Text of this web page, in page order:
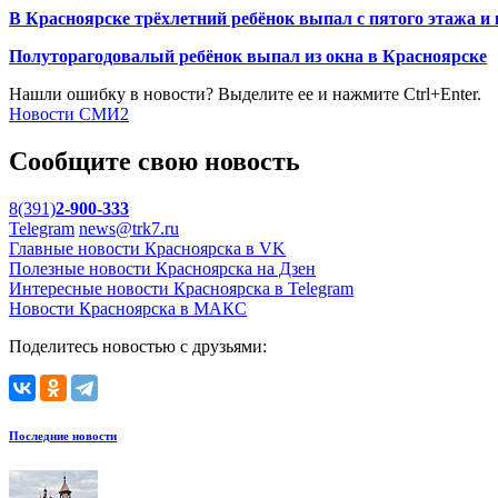
В Красноярске трёхлетний ребёнок выпал с пятого этажа
Полуторагодовалый ребёнок выпал из окна в Красноярске
Нашли ошибку в новости? Выделите ее и нажмите Ctrl+Enter.
Новости СМИ2
Сообщите свою новость
8(391)2-900-333
Telegram news@trk7.ru
Главные новости Красноярска в VK
Полезные новости Красноярска на Дзен
Интересные новости Красноярска в Telegram
Новости Красноярска в МАКС
Поделитесь новостью с друзьями:
Последние новости